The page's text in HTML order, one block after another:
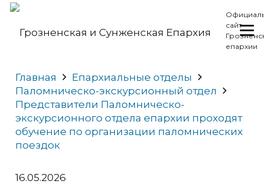
сайт
епархии
Главная
Епархиальные отделы
Паломническо-экскурсионный отдел
Представители Паломническо-
экскурсионного отдела епархии проходят
обучение по организации паломнических
поездок
16.05.2026